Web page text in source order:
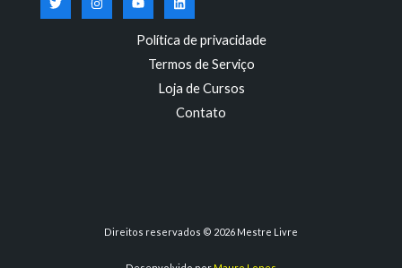
Política de privacidade
Termos de Serviço
Loja de Cursos
Contato
Direitos reservados © 2026 Mestre Livre